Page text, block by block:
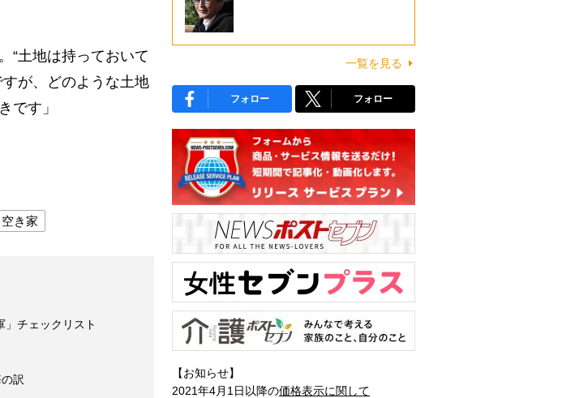
“土地は持っておいて
が、どのような土地
です」
空き家
」チェックリスト
訳
一覧を見る
フォロー フォロー
【お知らせ】
2021年4月1日以降の価格表示に関して